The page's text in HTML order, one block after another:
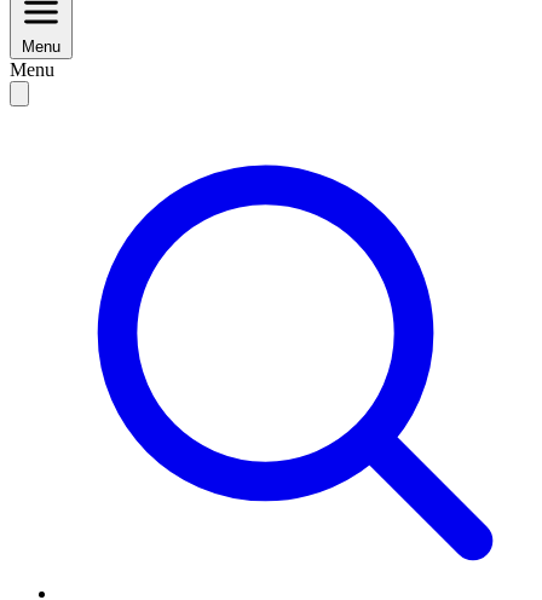
Menu
Menu